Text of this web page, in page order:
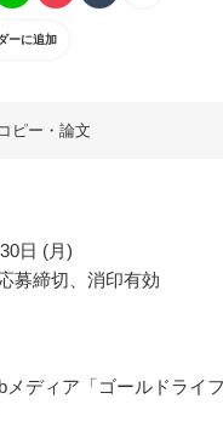
ーに追加
ピー・論文
日 (月)
募締切、消印有効
ディア「ゴールドライ